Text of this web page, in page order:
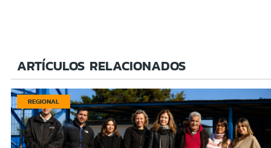
ARTÍCULOS RELACIONADOS
REGIONAL